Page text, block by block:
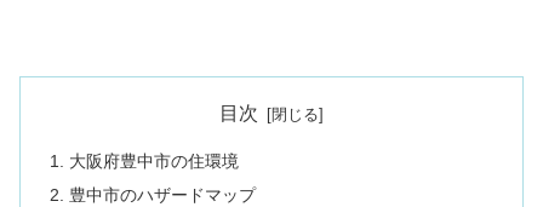
目次
大阪府豊中市の住環境
豊中市のハザードマップ